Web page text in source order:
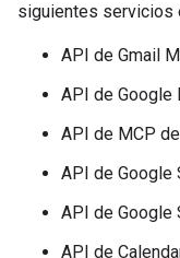
siguientes servicios
API de Gmail
API de Google
API de MCP
API de Google
API de Google
API de